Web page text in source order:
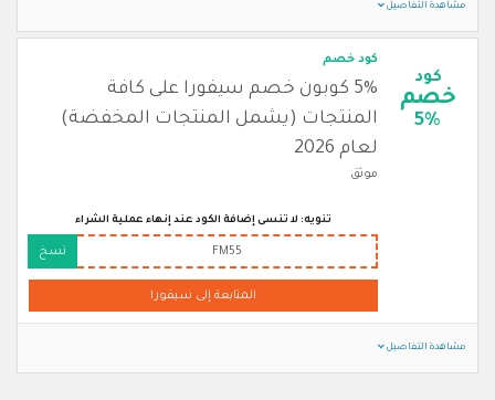
مشاهدة التفاصيل
كود
خصم
5%
كود خصم
5% كوبون خصم سيفورا على كافة
المنتجات (يشمل المنتجات المخفضة)
لعام 2026
موثق
تنويه: لا تنسى إضافة الكود عند إنهاء عملية الشراء
FM55 نسخ
المتابعة إلى سيفورا
مشاهدة التفاصيل